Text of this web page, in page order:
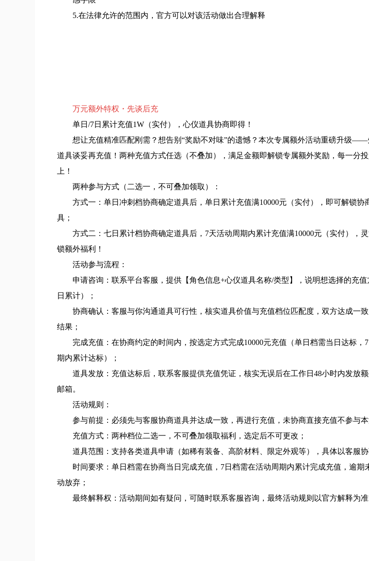
5.在法律允许的范围内，官方可以对该活动做出合理解释
万元额外特权・先谈后充
单日/7日累计充值1W（实付），心仪道具协商即得！
想让充值精准匹配刚需？想告别“奖励不对味”的遗憾？本次专属额外活动重磅升级——
道具谈妥再充值！两种充值方式任选（不叠加），满足金额即解锁专属额外奖励，每一分
上！
两种参与方式（二选一，不可叠加领取）：
方式一：单日冲刺档协商确定道具后，单日累计充值满10000元（实付），即可解锁协
具；
方式二：七日累计档协商确定道具后，7天活动周期内累计充值满10000元（实付），
锁额外福利！
活动参与流程：
申请咨询：联系平台客服，提供【角色信息+心仪道具名称/类型】，说明想选择的充值
日累计）；
协商确认：客服与你沟通道具可行性，核实道具价值与充值档位匹配度，双方达成一
结果；
完成充值：在协商约定的时间内，按选定方式完成10000元充值（单日档需当日达标，
期内累计达标）；
道具发放：充值达标后，联系客服提供充值凭证，核实无误后在工作日48小时内发放
邮箱。
活动规则：
参与前提：必须先与客服协商道具并达成一致，再进行充值，未协商直接充值不参与本
充值方式：两种档位二选一，不可叠加领取福利，选定后不可更改；
道具范围：支持各类道具申请（如稀有装备、高阶材料、限定外观等），具体以客服协
时间要求：单日档需在协商当日完成充值，7日档需在活动周期内累计完成充值，逾期
动放弃；
最终解释权：活动期间如有疑问，可随时联系客服咨询，最终活动规则以官方解释为准